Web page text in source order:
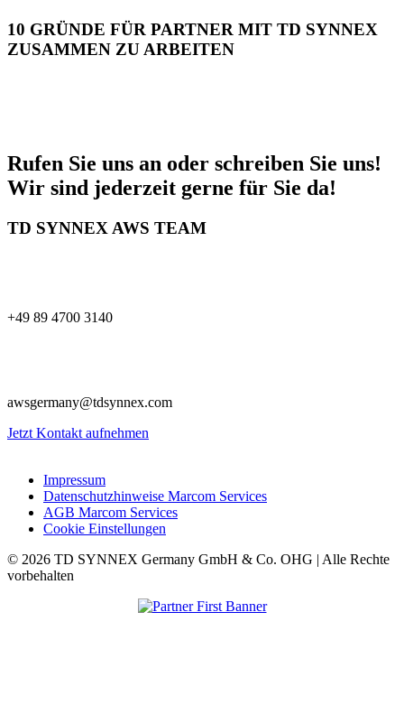
10 GRÜNDE FÜR PARTNER MIT TD SYNNEX
ZUSAMMEN ZU ARBEITEN
Rufen Sie uns an oder schreiben Sie uns!
Wir sind jederzeit gerne für Sie da!
TD SYNNEX AWS TEAM
+49 89 4700 3140
awsgermany@tdsynnex.com
Jetzt Kontakt aufnehmen
Impressum
Datenschutzhinweise Marcom Services
AGB Marcom Services
Cookie Einstellungen
© 2026 TD SYNNEX Germany GmbH & Co. OHG | Alle Rechte
vorbehalten